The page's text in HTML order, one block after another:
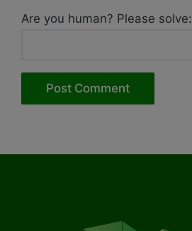
Are you human? Please solve: